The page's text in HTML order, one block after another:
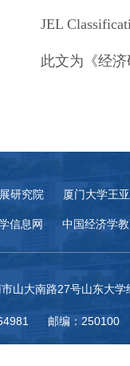
JEL
此文为 《经
研究院 厦门大学王
信息网 中国经济学
大南路27号山东大学
邮编：250100